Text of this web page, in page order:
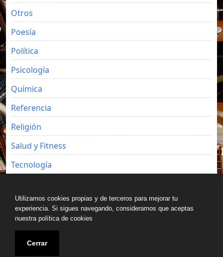
Otros
Poesía
Política
Psicología
Química
Referencia
Religión
Salud y Fitness
Tecnología
Utilizamos cookies propias y de terceros para mejorar tu
experiencia. Si sigues navegando, consideramos que aceptas
nuestra política de cookies
Cerrar